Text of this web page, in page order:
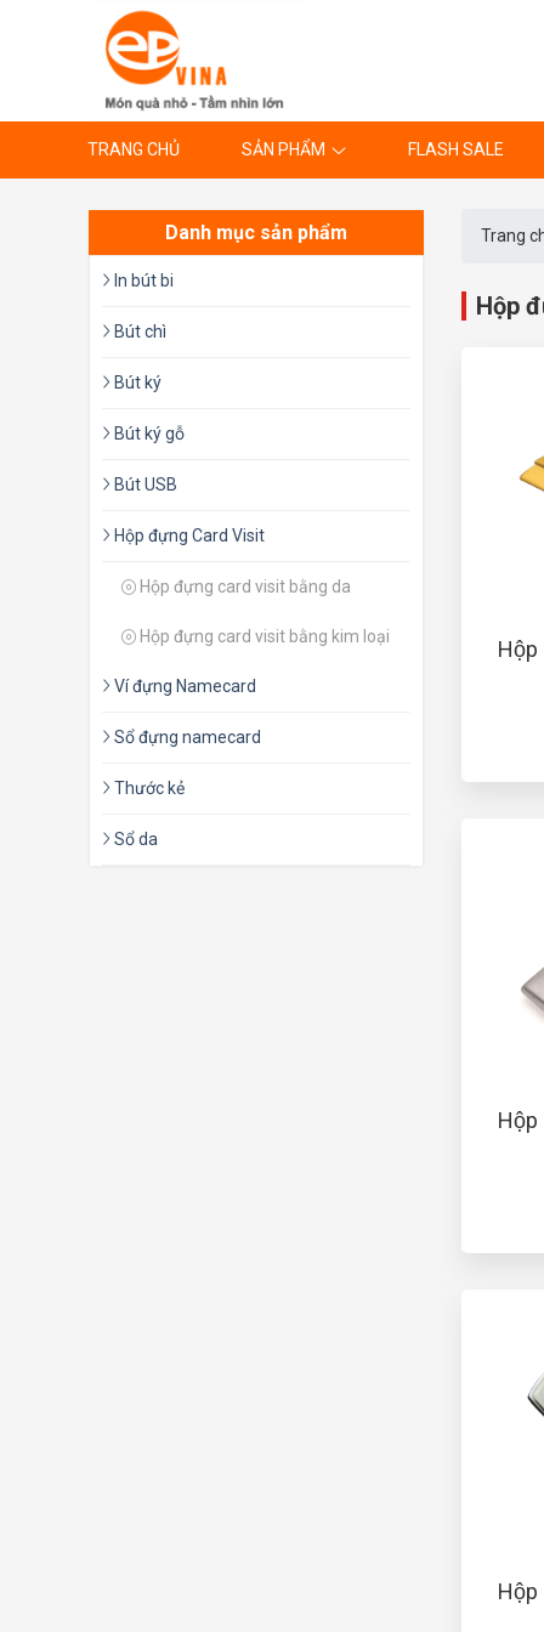
TRANG CHỦ SẢN PHẨM FLASH SALE
Trang
Hộp
Hộp
Hộp
Hộp
Danh mục sản phẩm
In bút bi
Bút chì
Bút ký
Bút ký gỗ
Bút USB
Hộp đựng Card Visit
Hộp đựng card visit bằng da
Hộp đựng card visit bằng kim loại
Ví đựng Namecard
Sổ đựng namecard
Thước kẻ
Sổ da